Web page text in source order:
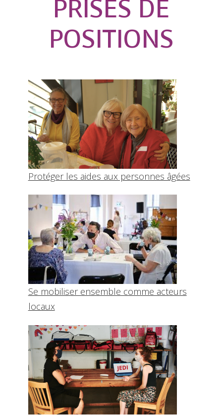
PRISES DE
POSITIONS
Protéger les aides aux personnes âgées
Se mobiliser ensemble comme acteurs
locaux